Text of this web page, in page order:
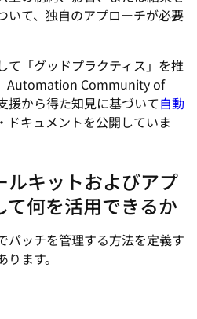
いて、独自のアプローチが必要
て「グッドプラクティス」を推
Automation Community of
援から得た知見に基づいて自動
・ドキュメントを公開していま
ルキットおよびアプ
て何を活用できるか
パッチを管理する方法を定義す
ます。